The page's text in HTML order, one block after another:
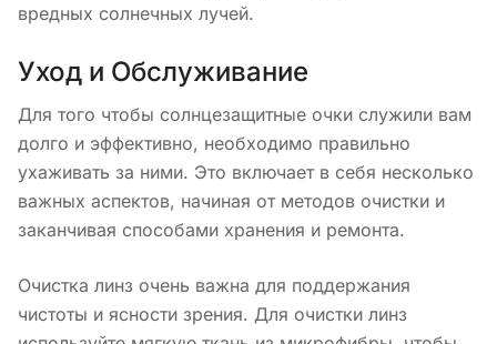
вредных солнечных лучей.
Уход и Обслуживание
Для того чтобы солнцезащитные очки служили вам
долго и эффективно, необходимо правильно
ухаживать за ними. Это включает в себя несколько
важных аспектов, начиная от методов очистки и
заканчивая способами хранения и ремонта.
Очистка линз очень важна для поддержания
чистоты и ясности зрения. Для очистки линз